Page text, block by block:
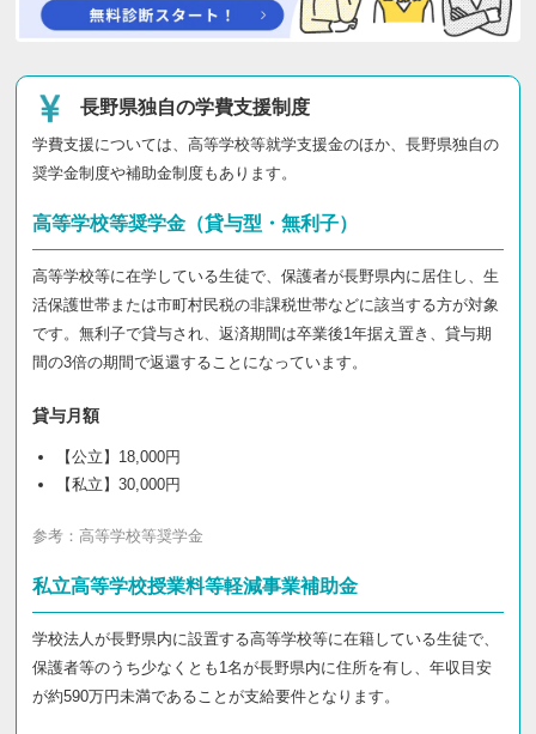
長野県独自の学費支援制度
学費支援については、高等学校等就学支援金のほか、長野県独自の
奨学金制度や補助金制度もあります。
高等学校等奨学金（貸与型・無利子）
高等学校等に在学している生徒で、保護者が長野県内に居住し、生
活保護世帯または市町村民税の非課税世帯などに該当する方が対象
です。無利子で貸与され、返済期間は卒業後1年据え置き、貸与期
間の3倍の期間で返還することになっています。
貸与月額
【公立】18,000円
【私立】30,000円
参考： 高等学校等奨学金
私立高等学校授業料等軽減事業補助金
学校法人が長野県内に設置する高等学校等に在籍している生徒で、
保護者等のうち少なくとも1名が長野県内に住所を有し、年収目安
が約590万円未満であることが支給要件となります。